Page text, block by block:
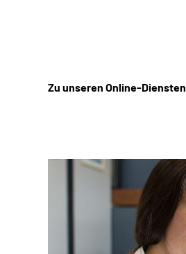
Zu unseren Online-Diensten